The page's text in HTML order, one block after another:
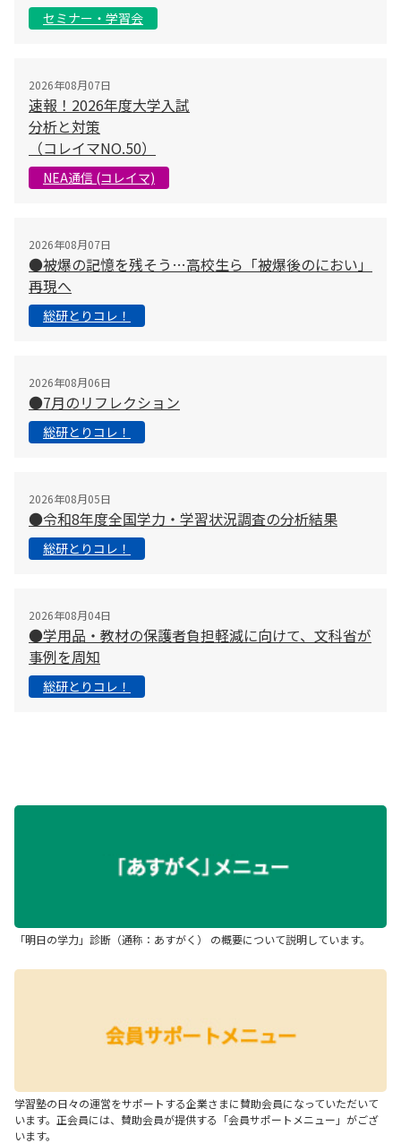
セミナー・学習会
2026年08月07日
速報！2026年度大学入試
分析と対策
（コレイマNO.50）
NEA通信 (コレイマ)
2026年08月07日
●被爆の記憶を残そう…高校生ら「被爆後のにおい」
再現へ
総研とりコレ！
2026年08月06日
●7月のリフレクション
総研とりコレ！
2026年08月05日
●令和8年度全国学力・学習状況調査の分析結果
総研とりコレ！
2026年08月04日
●学用品・教材の保護者負担軽減に向けて、文科省が
事例を周知
総研とりコレ！
「明日の学力」診断（通称：あすがく） の概要について説明しています。
学習塾の日々の運営をサポートする企業さまに賛助会員になっていただいて
います。正会員には、賛助会員が提供する「会員サポートメニュー」がござ
います。